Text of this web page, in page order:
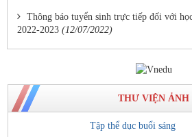
Thông báo tuyển sinh trực tiếp đối với
2022-2023 (12/07/2022)
THƯ VIỆN ẢNH
Tập thể dục buổi sáng